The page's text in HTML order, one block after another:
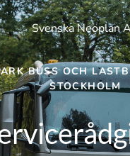
Svenska Neoplan
BUSS OCH
STOCKHOLM